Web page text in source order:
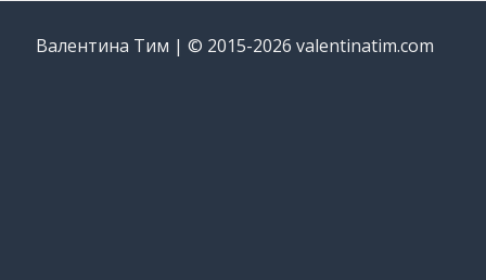
Валентина Тим | © 2015-2026 valentinatim.com